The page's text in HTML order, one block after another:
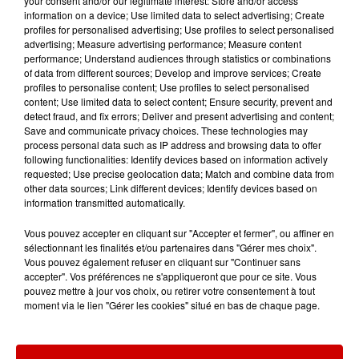
Le Duel - Gagnez vos entrées
pour l'un des zoos de nos
régions !
Destination Vacances - Gagnez
votre séjour en famille au cœur
de la...
Destination Vacances : inscrivez-
vous !
information on a device; Use limited data to select advertising; Create
profiles for personalised advertising; Use profiles to select personalised
advertising; Measure advertising performance; Measure content
performance; Understand audiences through statistics or combinations
of data from different sources; Develop and improve services; Create
profiles to personalise content; Use profiles to select personalised
content; Use limited data to select content; Ensure security, prevent and
detect fraud, and fix errors; Deliver and present advertising and content;
Save and communicate privacy choices. These technologies may
process personal data such as IP address and browsing data to offer
following functionalities: Identify devices based on information actively
requested; Use precise geolocation data; Match and combine data from
other data sources; Link different devices; Identify devices based on
information transmitted automatically.
Vous pouvez accepter en cliquant sur "Accepter et fermer", ou affiner en
sélectionnant les finalités et/ou partenaires dans "Gérer mes choix".
Vous pouvez également refuser en cliquant sur "Continuer sans
accepter". Vos préférences ne s'appliqueront que pour ce site. Vous
pouvez mettre à jour vos choix, ou retirer votre consentement à tout
moment via le lien "Gérer les cookies" situé en bas de chaque page.